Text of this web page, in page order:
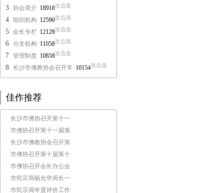
3 协会简介 18918次点击
4 组织机构 12590次点击
5 会长专栏 12128次点击
6 分支机构 11058次点击
7 管理制度 10858次点击
8 长沙市佛教协会召开常 10154次点击
佳作推荐
· 长沙市佛协召开第十一
· 市佛协召开第十一届第
· 长沙市佛教协会召开第
· 市佛协召开第十届第十
· 市佛协召开会长办公会
· 市民宗局杨光华局长一
· 市民宗局年度评价工作